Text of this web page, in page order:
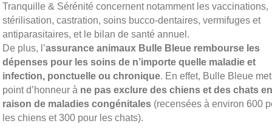
Tranquille & Sérénité concernent notamment les vaccinations,
stérilisation, castration, soins bucco-dentaires, vermifuges et
antiparasitaires, et le bilan de santé annuel.
De plus, l’assurance animaux Bulle Bleue rembourse les
dépenses pour les soins de n’importe quelle maladie et
infection, ponctuelle ou chronique. En effet, Bulle Bleue
point d’honneur à ne pas exclure des chiens et des chats en
raison de maladies congénitales (recensées à environ 600
les chiens et 300 pour les chats).